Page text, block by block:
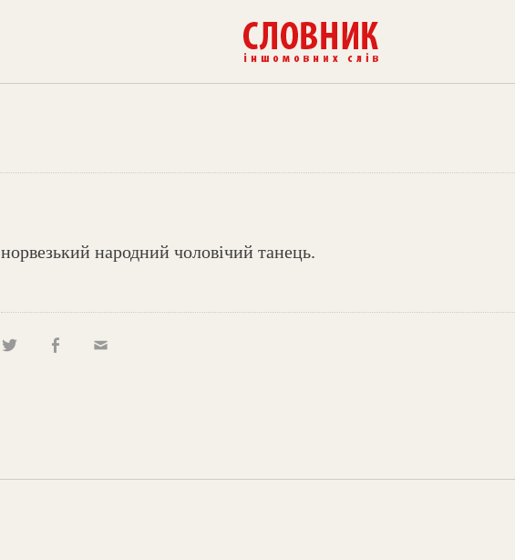
норвезький народний чоловічий танець.